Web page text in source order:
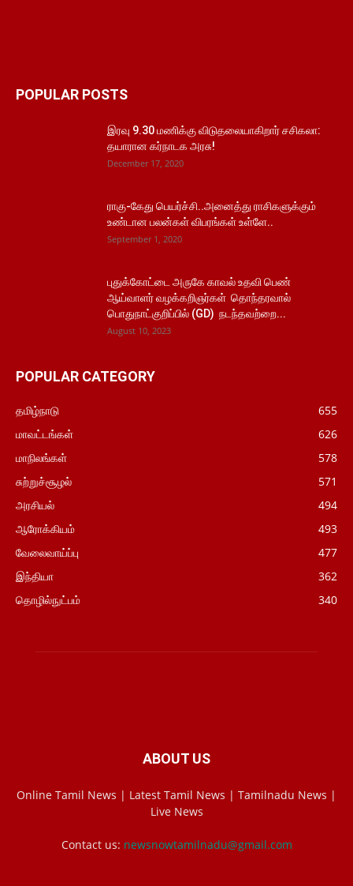
POPULAR POSTS
இரவு 9.30 மணிக்கு விடுதலையாகிறார் சசிகலா:
தயாரான கர்நாடக அரசு!
December 17, 2020
ராகு-கேது பெயர்ச்சி..அனைத்து ராசிகளுக்கும்
உண்டான பலன்கள் விபரங்கள் உள்ளே..
September 1, 2020
புதுக்கோட்டை அருகே காவல் உதவி பெண்
ஆய்வாளர் வழக்கறிஞர்கள் தொந்தரவால்
பொதுநாட்குறிப்பில் (GD) நடந்தவற்றை...
August 10, 2023
POPULAR CATEGORY
தமிழ்நாடு
655
மாவட்டங்கள்
626
மாநிலங்கள்
578
சுற்றுச்சூழல்
571
அரசியல்
494
ஆரோக்கியம்
493
வேலைவாய்ப்பு
477
இந்தியா
362
தொழில்நுட்பம்
340
ABOUT US
Online Tamil News | Latest Tamil News | Tamilnadu News |
Live News
Contact us: newsnowtamilnadu@gmail.com